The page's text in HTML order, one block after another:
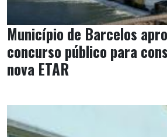
Município de Barcelos
concurso público para
nova ETAR